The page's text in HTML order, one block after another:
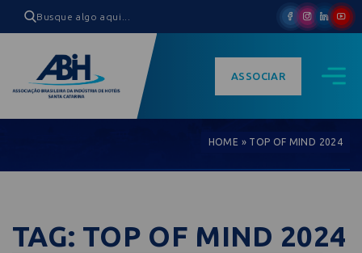
ASSOCIAR
HOME » TOP OF MIND 2024
TAG: TOP OF MIND 2024